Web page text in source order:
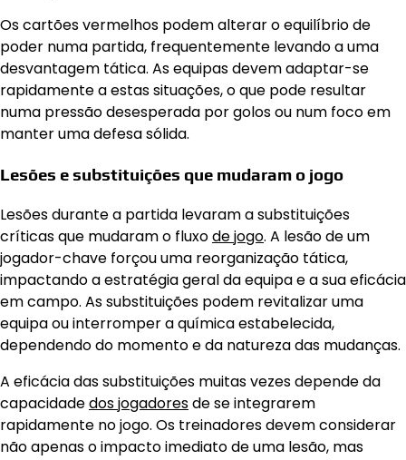
Os cartões vermelhos podem alterar o equilíbrio de
poder numa partida, frequentemente levando a uma
desvantagem tática. As equipas devem adaptar-se
rapidamente a estas situações, o que pode resultar
numa pressão desesperada por golos ou num foco em
manter uma defesa sólida.
Lesões e substituições que mudaram o jogo
Lesões durante a partida levaram a substituições
críticas que mudaram o fluxode jogo. A lesão de um
jogador-chave forçou uma reorganização tática,
impactando a estratégia geral da equipa e a sua eficácia
em campo. As substituições podem revitalizar uma
equipa ou interromper a química estabelecida,
dependendo do momento e da natureza das mudanças.
A eficácia das substituições muitas vezes depende da
capacidadedos jogadoresde se integrarem
rapidamente no jogo. Os treinadores devem considerar
não apenas o impacto imediato de uma lesão, mas